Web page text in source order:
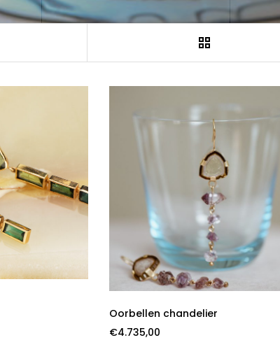
Oorbellen chandelier
€4.735,00